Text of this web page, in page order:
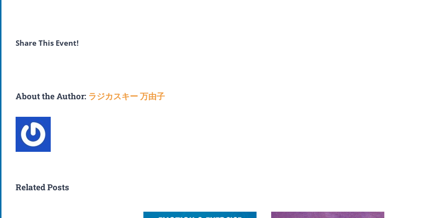
Share This Event!
About the Author: ラジカスキー 万由子
Related Posts